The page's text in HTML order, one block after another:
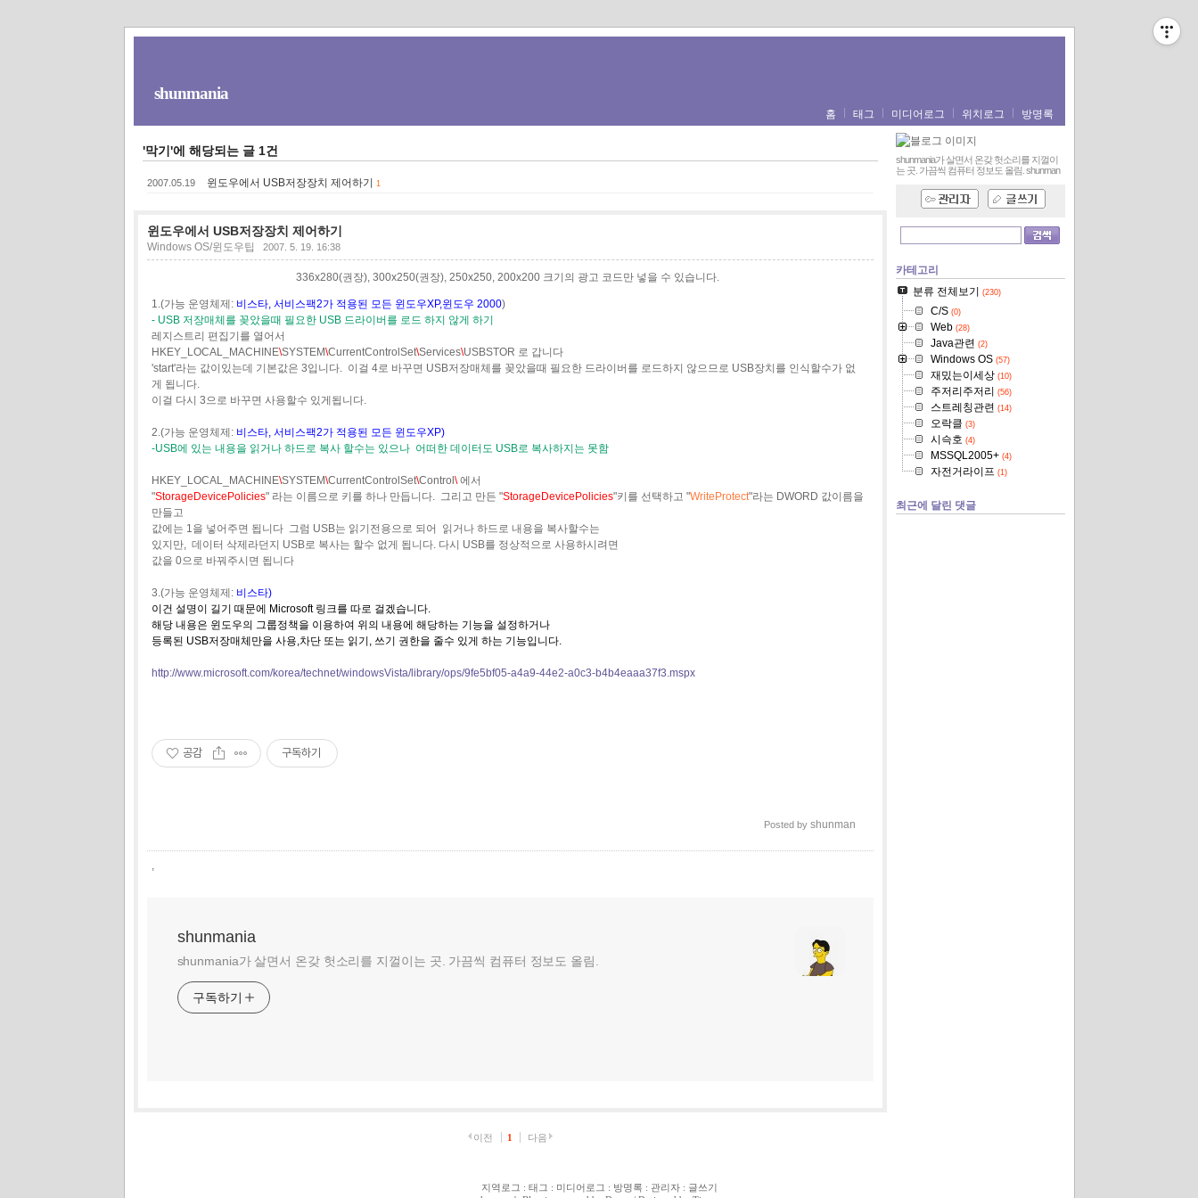
shunmania
홈 태그 미디어로그 위치로그 방명록
'막기'에 해당되는 글 1건
2007.05.19 윈도우에서 USB저장장치 제어하기 1
윈도우에서 USB저장장치 제어하기
Windows OS/윈도우팁 2007. 5. 19. 16:38
336x280(권장), 300x250(권장), 250x250, 200x200 크기의 광고 코드만 넣을 수 있습니다.
1.(가능 운영체제: 비스타, 서비스팩2가 적용된 모든 윈도우XP,윈도우 2000)
- USB 저장매체를 꽂았을때 필요한 USB 드라이버를 로드 하지 않게 하기
레지스트리 편집기를 열어서
HKEY_LOCAL_MACHINE\SYSTEM\CurrentControlSet\Services\USBSTOR 로 갑니다
'start'라는 값이있는데 기본값은 3입니다. 이걸 4로 바꾸면 USB저장매체를 꽂았을때 필요한 드라이버를 로드하지 않으므로 USB장치를 인식할수가 없
게 됩니다.
이걸 다시 3으로 바꾸면 사용할수 있게됩니다.
2.(가능 운영체제: 비스타, 서비스팩2가 적용된 모든 윈도우XP)
-USB에 있는 내용을 읽거나 하드로 복사 할수는 있으나 어떠한 데이터도 USB로 복사하지는 못함
HKEY_LOCAL_MACHINE\SYSTEM\CurrentControlSet\Control\에서
"StorageDevicePolicies" 라는 이름으로 키를 하나 만듭니다. 그리고 만든 "StorageDevicePolicies"키를 선택하고 "WriteProtect"라는 DWORD 값이름을
만들고
값에는 1을 넣어주면 됩니다 그럼 USB는 읽기전용으로 되어 읽거나 하드로 내용을 복사할수는
있지만, 데이터 삭제라던지 USB로 복사는 할수 없게 됩니다. 다시 USB를 정상적으로 사용하시려면
값을 0으로 바꿔주시면 됩니다
3.(가능 운영체제: 비스타)
이건 설명이 길기 때문에 Microsoft 링크를 따로 걸겠습니다.
해당 내용은 윈도우의 그룹정책을 이용하여 위의 내용에 해당하는 기능을 설정하거나
등록된 USB저장매체만을 사용,차단 또는 읽기, 쓰기 권한을 줄수 있게 하는 기능입니다.
http://www.microsoft.com/korea/technet/windowsVista/library/ops/9fe5bf05-a4a9-44e2-a0c3-b4b4eaaa37f3.mspx
공감 구독하기
Posted by shunman
shunmania
shunmania가 살면서 온갖 헛소리를 지껄이는 곳. 가끔씩 컴퓨터 정보도 올림.
구독하기
이전 1 다음
shunmania가 살면서 온갖 헛소리를 지껄이
는 곳. 가끔씩 컴퓨터 정보도 올림. shunman
카테고리
분류 전체보기
(230)
C/S(0)
Web(28)
Java관련 (2)
Windows OS(57)
재밌는이세상(10)
주저리주저리 (56)
스트레칭관련 (14)
오락클 (3)
시슥호 (4)
MSSQL2005+(4)
자전거라이프 (1)
최근에 달린 댓글
지역로그 : 태그 : 미디어로그 : 방명록 : 관리자: 글쓰기